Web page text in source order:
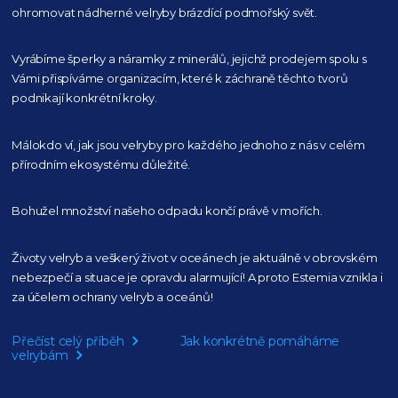
ohromovat nádherné velryby brázdící podmořský svět.
Vyrábíme šperky a náramky z minerálů, jejichž prodejem spolu s
Vámi přispíváme organizacím,které k záchraně těchto tvorů
podnikají konkrétní kroky.
Málokdo ví, jak jsou velryby pro každého jednoho z nás v celém
přírodním ekosystému důležité.
Bohužel množství našeho odpadu končí právě v mořích.
Životy velryb a veškerý život v oceánech je aktuálněv obrovském
nebezpečí a situace je opravdu alarmující! A proto Estemia vznikla i
za účelem ochrany velryb a oceánů!
Přečíst celý příběh
Jak konkrétně pomáháme
velrybám